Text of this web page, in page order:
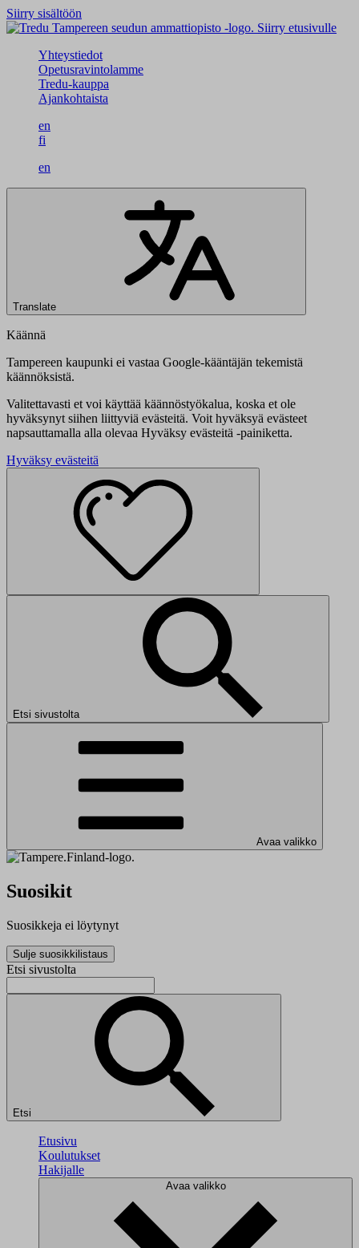
Siirry sisältöön
Siirry etusivulle
Yhteystiedot
Opetusravintolamme
Tredu-kauppa
Ajankohtaista
en
fi
en
Translate
Käännä
Tampereen kaupunki ei vastaa Google-kääntäjän tekemistä
käännöksistä.
Valitettavasti et voi käyttää käännöstyökalua, koska et ole
hyväksynyt siihen liittyviä evästeitä. Voit hyväksyä evästeet
napsauttamalla alla olevaa Hyväksy evästeitä -painiketta.
Hyväksy evästeitä
Etsi sivustolta
Avaa valikko
Suosikit
Suosikkeja ei löytynyt
Sulje suosikkilistaus
Etsi sivustolta
Etsi
Etusivu
Koulutukset
Hakijalle
Avaa valikko